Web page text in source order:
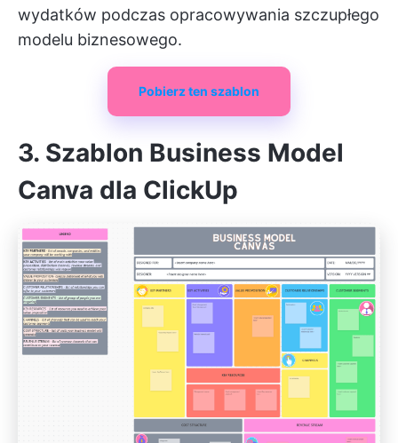
wydatków podczas opracowywania szczupłego
modelu biznesowego.
Pobierz ten szablon
3. Szablon Business Model
Canva dla ClickUp